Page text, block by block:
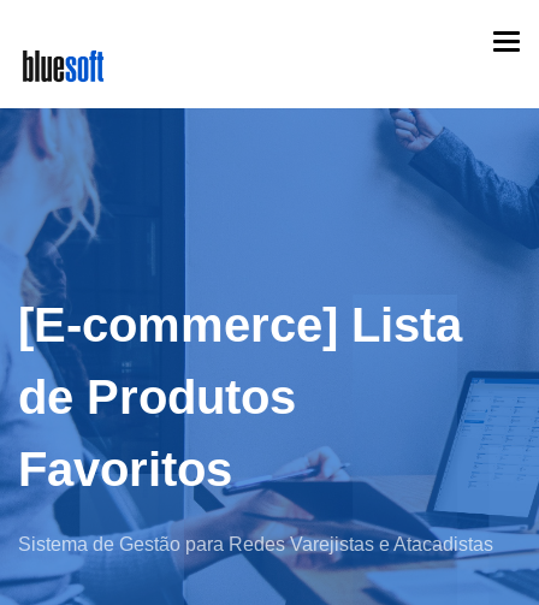
main
content
[E-commerce] Lista
de Produtos
Favoritos
Sistema de Gestão para Redes Varejistas e Atacadistas